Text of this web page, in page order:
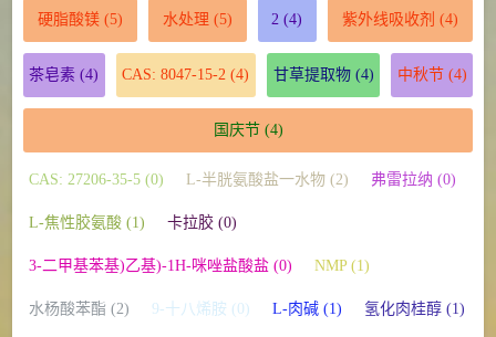
硬脂酸镁(5) 水处理 (5) 2 (4) 紫外线吸收剂 (4)
茶皂素 (4) CAS: 8047-15-2 (4) 甘草提取物(4) 中秋节(4)
国庆节(4)
CAS: 27206-35-5 (0) L-半胱氨酸盐一水物 (2) 弗雷拉纳 (0)
L-焦性胶氨酸 (1) 卡拉胶 (0)
3-二甲基苯基)乙基)-1H-咪唑盐酸盐 (0) NMP (1)
水杨酸苯酯 (2) 9-十八烯胺 (0) L-肉碱 (1) 氢化肉桂醇 (1)